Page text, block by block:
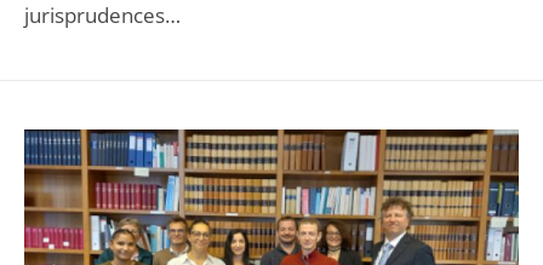
jurisprudences…